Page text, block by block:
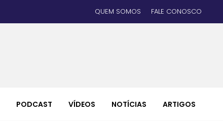
QUEM SOMOS FALE CONOSCO
PODCAST VÍDEOS NOTÍCIAS ARTIGOS